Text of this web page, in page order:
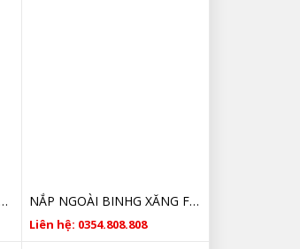
FIESTA 2010 2011 2012 2013 NẮP NGOÀI BINHG XĂNG FORD FIESTA 2008 2009 2010 2011 GIÁ RẺ DA282DK4942411CBB
Liên hệ: 0354.808.808